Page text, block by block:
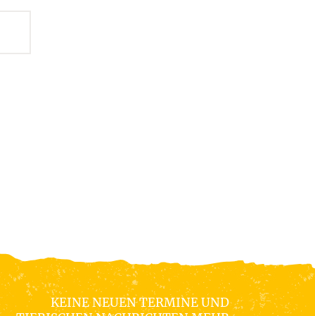
KEINE NEUEN TERMINE UND